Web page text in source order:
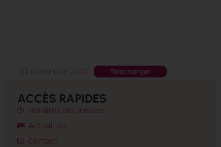
22 novembre 2024 Télécharger
ACCÈS RAPIDES
Horaires des messes
Actualités
Contact